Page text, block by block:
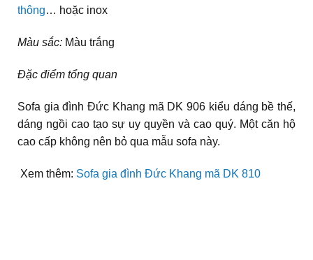
thông… hoặc inox
Màu sắc: Màu trắng
Đặc điểm tổng quan
Sofa gia đình Đức Khang mã DK 906 kiểu dáng bề thế,
dáng ngồi cao tạo sự uy quyền và cao quý. Một căn hộ
cao cấp không nên bỏ qua mẫu sofa này.
Xem thêm: Sofa gia đình Đức Khang mã DK 810